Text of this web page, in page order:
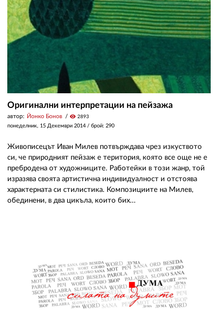
Оригинални интерпретации на пейзажа
автор: Йонко Бонов visibility 2893
понеделник, 15 Декември 2014 / брой: 290
Живописецът Иван Милев потвърждава чрез изкуството
си, че природният пейзаж е територия, която все още не е
пребродена от художниците. Работейки в този жанр, той
изразява своята артистична индивидуалност и отстоява
характерната си стилистика. Композициите на Милев,
обединени, в два цикъла, които бих...